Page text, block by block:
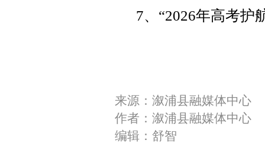
7、“2026年高考护
来源：溆浦县融媒体中心
作者：溆浦县融媒体中心
编辑：舒智